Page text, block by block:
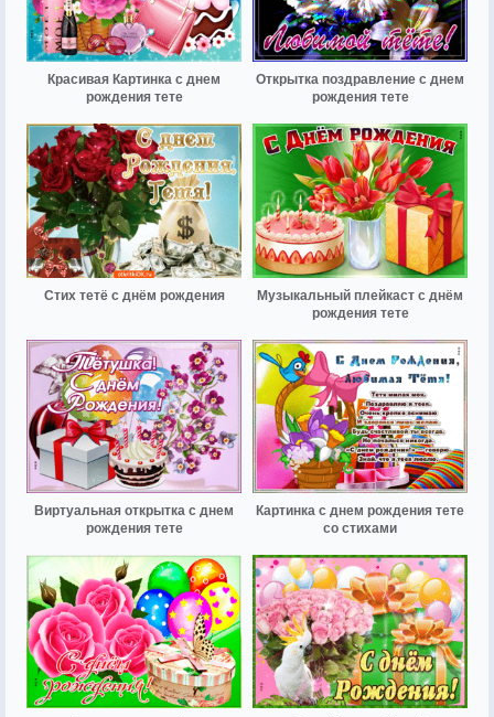
Красивая Картинка с днем
рождения тете
Открытка поздравление с днем
рождения тете
Стих тетё с днём рождения
Музыкальный плейкаст с днём
рождения тете
Виртуальная открытка с днем
рождения тете
Картинка с днем рождения тете
со стихами